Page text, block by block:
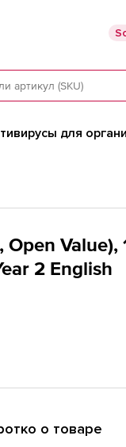
для
Value),
2 English
о товаре